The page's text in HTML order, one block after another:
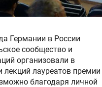
Германии в России
сообщество и
организовали в
лауреатов премии
благодаря личной